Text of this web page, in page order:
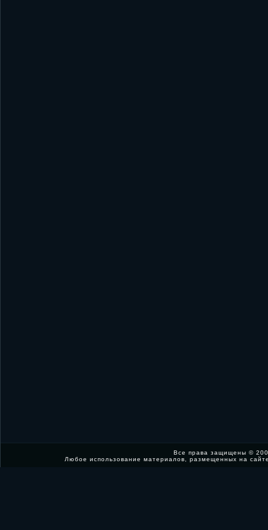
Все права защищены ©
Любое использование материалов, размещенных на